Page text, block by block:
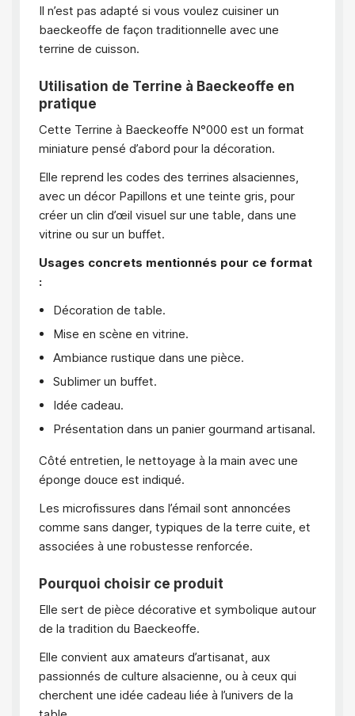
Il n’est pas adapté si vous voulez cuisiner un
baeckeoffe de façon traditionnelle avec une
terrine de cuisson.
Utilisation de Terrine à Baeckeoffe en
pratique
Cette Terrine à Baeckeoffe N°000 est un format
miniature pensé d’abord pour la décoration.
Elle reprend les codes des terrines alsaciennes,
avec un décor Papillons et une teinte gris, pour
créer un clin d’œil visuel sur une table, dans une
vitrine ou sur un buffet.
Usages concrets mentionnés pour ce format
:
Décoration de table.
Mise en scène en vitrine.
Ambiance rustique dans une pièce.
Sublimer un buffet.
Idée cadeau.
Présentation dans un panier gourmand artisanal.
Côté entretien, le nettoyage à la main avec une
éponge douce est indiqué.
Les microfissures dans l’émail sont annoncées
comme sans danger, typiques de la terre cuite, et
associées à une robustesse renforcée.
Pourquoi choisir ce produit
Elle sert de pièce décorative et symbolique autour
de la tradition du Baeckeoffe.
Elle convient aux amateurs d’artisanat, aux
passionnés de culture alsacienne, ou à ceux qui
cherchent une idée cadeau liée à l’univers de la